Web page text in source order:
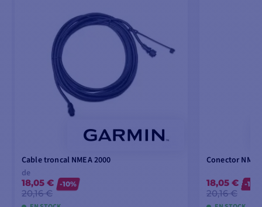
Cable troncal NMEA 2000
de
18,05 €
20,16 €
-10%
Conector
18,05 €
20,16 €
-10%